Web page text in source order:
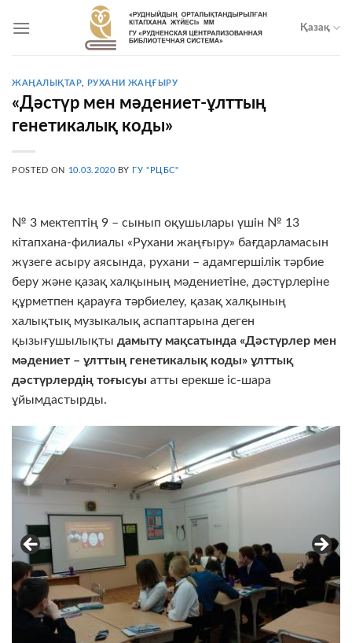
Қазақ
ЖАҢАЛЫҚТАР, РУХАНИ ЖАҢҒЫРУ
«Дәстүр мен мәдениет-ұлттың
генетикалық коды»
POSTED ON 10.03.2020 BY ГУ "РЦБС"
№ 3 мектептің 9 – сынып оқушылары үшін № 13
кітапхана-филиалы «Рухани жаңғыру» бағдарламасын
жүзеге асыру аясында, рухани – адамгершілік тәрбие
беру және қазақ халқының мәдениетіне, дәстүрлеріне
құрметпен қарауға тәрбиелеу, қазақ халқының
халықтық музыкалық аспаптарына деген
қызығушылықты дамыту мақсатында «Дәстүрлер мен
мәдениет – ұлттың генетикалық коды» ұлттық
дәстүрлердің тоғысуы атты ерекше іс-шара
ұйымдастырды.